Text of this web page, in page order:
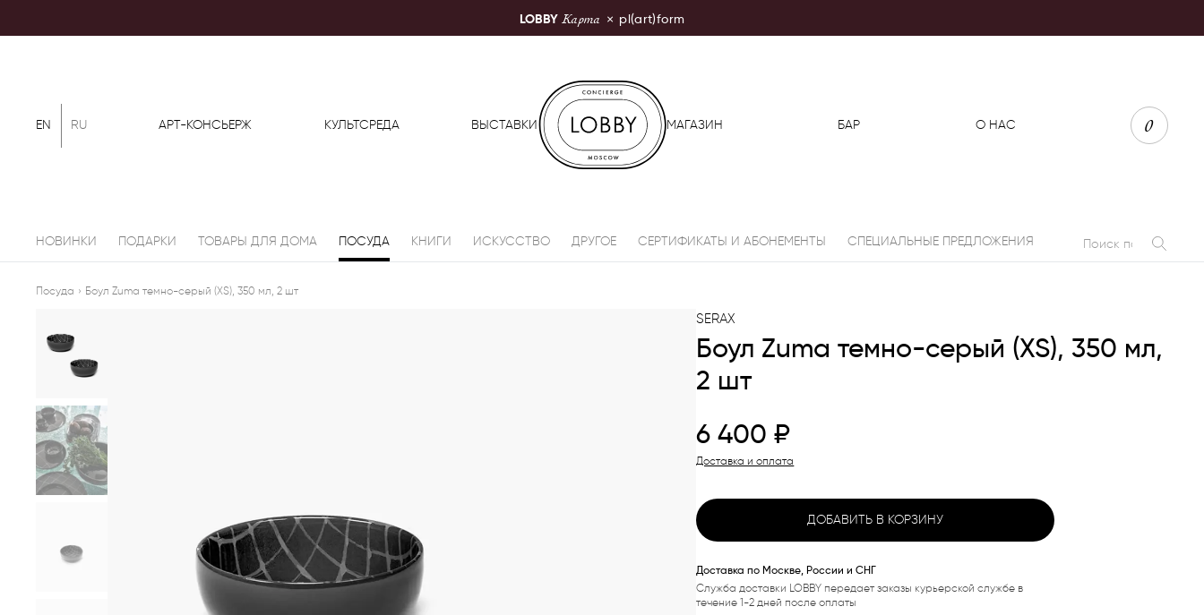
LOBBY Карта × pl(art)form
EN RU АРТ-КОНСЬЕРЖ КУЛЬТСРЕДА ВЫСТАВКИ
LOBBY Moscow
МАГАЗИН БАР О НАС 0
НОВИНКИ ПОДАРКИ ТОВАРЫ ДЛЯ ДОМА ПОСУДА КНИГИ ИСКУССТВО ДРУГОЕ СЕРТИФИКАТЫ И АБОНЕМЕНТЫ СПЕЦИАЛЬНЫЕ ПРЕДЛОЖЕНИЯ
Посуда › Боул Zuma темно-серый (XS), 350 мл, 2 шт
SERAX
Боул Zuma темно-серый (XS), 350 мл,
2 шт
6 400₽
Доставка и оплата
ДОБАВИТЬ В КОРЗИНУ
Доставка по Москве, России и СНГ
Служба доставки LOBBY передает заказы курьерской службе в
течение 1-2 дней после оплаты